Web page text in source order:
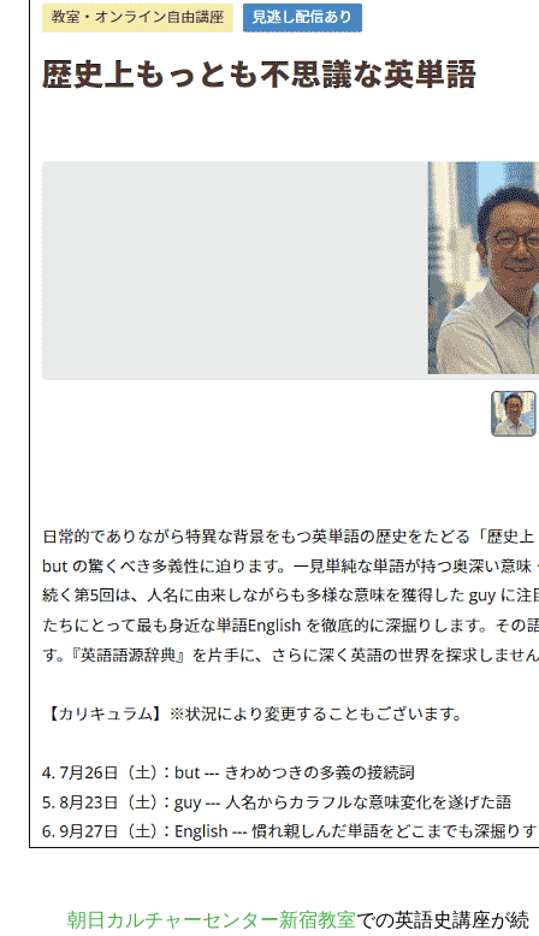
朝日カルチャーセンター新宿教室での英語史講座が続